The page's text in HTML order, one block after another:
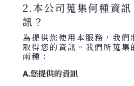
2.本公司蒐集何種資
訊？
為提供您使用本服務，我們
取得您的資訊。我們所蒐集
兩種：
A.您提供的資訊